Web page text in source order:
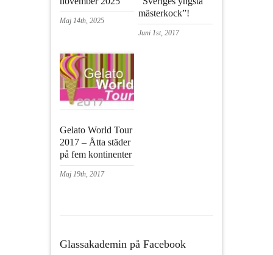
Maj 14th, 2025
mästerkock”!
Juni 1st, 2017
Gelato World Tour
2017 – Åtta städer
på fem kontinenter
Maj 19th, 2017
Glassakademin på Facebook